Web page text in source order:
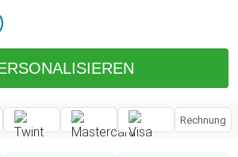
Rechnung